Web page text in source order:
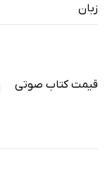
زبان
قیمت کتاب صوتی